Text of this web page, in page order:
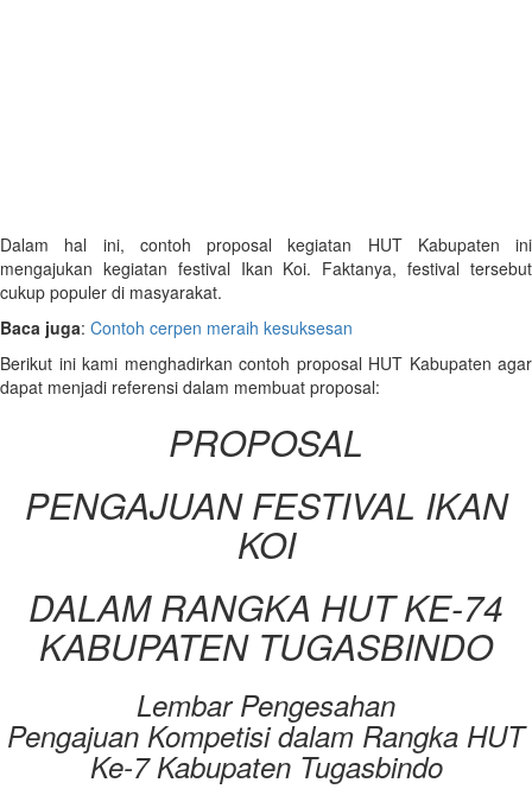
Dalam hal ini, contoh proposal kegiatan HUT Kabupaten ini
mengajukan kegiatan festival Ikan Koi. Faktanya, festival tersebut
cukup populer di masyarakat.
Baca juga: Contoh cerpen meraih kesuksesan
Berikut ini kami menghadirkan contoh proposal HUT Kabupaten agar
dapat menjadi referensi dalam membuat proposal:
PROPOSAL
PENGAJUAN FESTIVAL IKAN
KOI
DALAM RANGKA HUT KE-74
KABUPATEN TUGASBINDO
Lembar Pengesahan
Pengajuan Kompetisi dalam Rangka HUT
Ke-7 Kabupaten Tugasbindo